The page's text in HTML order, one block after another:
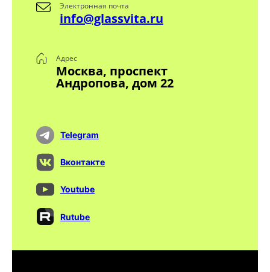
Электронная почта
info@glassvita.ru
Адрес
Москва, проспект
Андропова, дом 22
Telegram
Вконтакте
Youtube
Rutube